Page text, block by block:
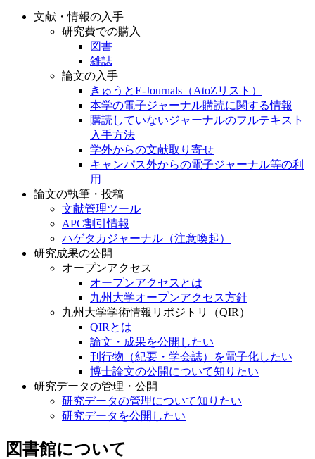
文献・情報の入手
研究費での購入
図書
雑誌
論文の入手
きゅうとE-Journals（AtoZリスト）
本学の電子ジャーナル購読に関する情報
購読していないジャーナルのフルテキスト
入手方法
学外からの文献取り寄せ
キャンパス外からの電子ジャーナル等の利
用
論文の執筆・投稿
文献管理ツール
APC割引情報
ハゲタカジャーナル（注意喚起）
研究成果の公開
オープンアクセス
オープンアクセスとは
九州大学オープンアクセス方針
九州大学学術情報リポジトリ（QIR）
QIRとは
論文・成果を公開したい
刊行物（紀要・学会誌）を電子化したい
博士論文の公開について知りたい
研究データの管理・公開
研究データの管理について知りたい
研究データを公開したい
図書館について